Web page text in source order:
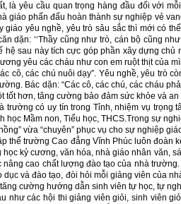
là yêu cầu quan trọng hàng đầu đối với
giáo phấn đấu hoàn thành sự nghiệp vẻ
giáo yêu nghề, yêu trò sâu sắc thì mới có
dặn: ‘‘Thầy cũng như trò, cán bộ cũng
sau này tích cực góp phần xây dựng chủ
yêu các cháu như con em ruột thịt của
cô, các chú nuôi dạy”. Yêu nghề, yêu trò
Bác dặn: “Các cô, các chú, các cháu
tốt hơn, tăng cường bảo đảm sức khỏe và an
trường có uy tín trong Tỉnh, nhiệm vụ trọng
học Mầm non, Tiểu học, THCS.Trong sự
vừa “chuyên” phục vụ cho sự nghiệp
thể trường Cao đẳng Vĩnh Phúc luôn đoàn
kỷ cương, văn hóa, nhà giáo nhân văn,
cao chất lượng đào tạo của nhà
và đào tạo, đòi hỏi mỗi giảng viên của
cường hướng dẫn sinh viên tự học, tự
như các hội thi giảng viên giỏi, sinh viên